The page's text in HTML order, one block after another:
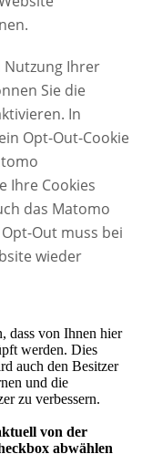
Nutzung Ihrer
Sie die
In
Opt-Out-Cookie
Ihre Cookies
das Matomo
Out muss bei
wieder